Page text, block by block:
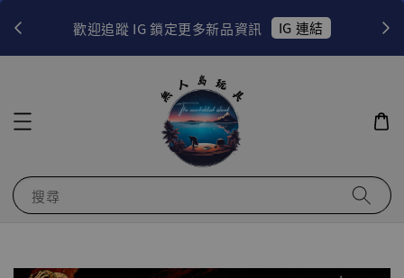
歡迎追蹤 IG 鎖定更多新品資訊 IG 連結
搜尋